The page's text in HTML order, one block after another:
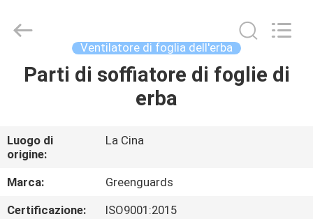
CASA
CIRCA
NOI
Hesheng
Long
Ventilatore di foglia dell'erba
Parti di soffiatore di foglie di
erba
Luogo di
origine:
La Cina
Marca:
Greenguards
Certificazione:
ISO9001:2015